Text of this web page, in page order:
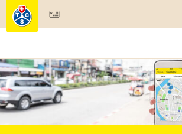
Mitgliedschaft & Leistungen
Test, Sicherheit & Gesundheit